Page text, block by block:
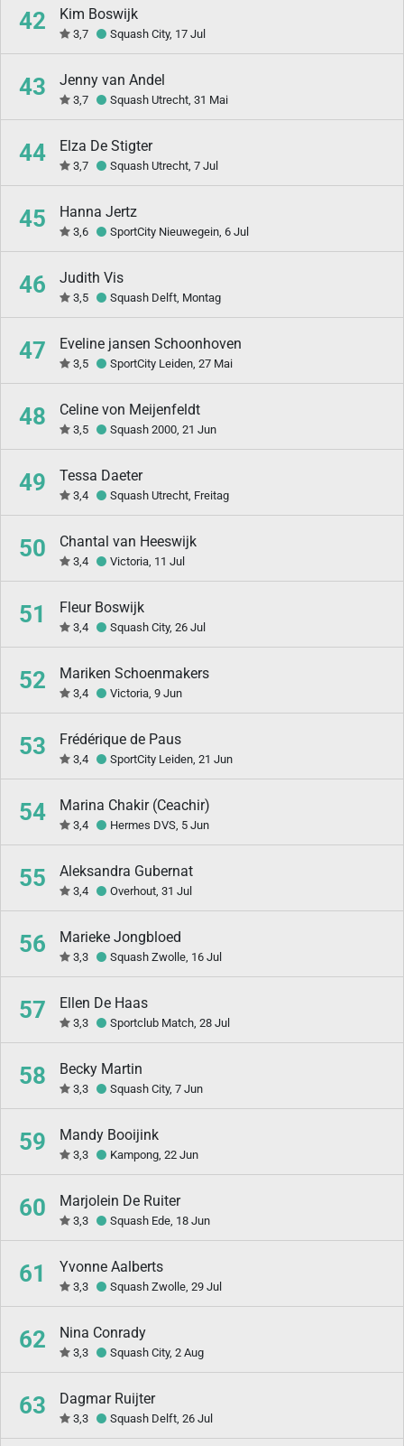
42 Kim Boswijk
3,7 Squash City, 17 Jul
43 Jenny van Andel
3,7 Squash Utrecht, 31 Mai
44 Elza De Stigter
3,7 Squash Utrecht, 7 Jul
45 Hanna Jertz
3,6 SportCity Nieuwegein, 6 Jul
46 Judith Vis
3,5 Squash Delft, Montag
47 Eveline jansen Schoonhoven
3,5 SportCity Leiden, 27 Mai
48 Celine von Meijenfeldt
3,5 Squash 2000, 21 Jun
49 Tessa Daeter
3,4 Squash Utrecht, Freitag
50 Chantal van Heeswijk
3,4 Victoria, 11 Jul
51 Fleur Boswijk
3,4 Squash City, 26 Jul
52 Mariken Schoenmakers
3,4 Victoria, 9 Jun
53 Frédérique de Paus
3,4 SportCity Leiden, 21 Jun
54 Marina Chakir (Ceachir)
3,4 Hermes DVS, 5 Jun
55 Aleksandra Gubernat
3,4 Overhout, 31 Jul
56 Marieke Jongbloed
3,3 Squash Zwolle, 16 Jul
57 Ellen De Haas
3,3 Sportclub Match, 28 Jul
58 Becky Martin
3,3 Squash City, 7 Jun
59 Mandy Booijink
3,3 Kampong, 22 Jun
60 Marjolein De Ruiter
3,3 Squash Ede, 18 Jun
61 Yvonne Aalberts
3,3 Squash Zwolle, 29 Jul
62 Nina Conrady
3,3 Squash City, 2 Aug
63 Dagmar Ruijter
3,3 Squash Delft, 26 Jul